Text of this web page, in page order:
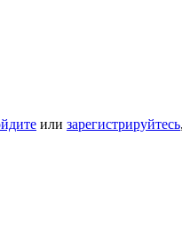
или зарегистрируйтесь